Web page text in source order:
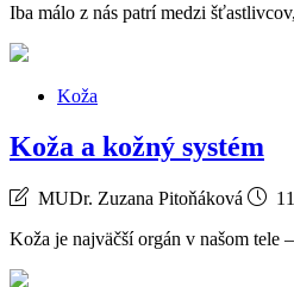
Iba málo z nás patrí medzi
Koža
Koža a kožný systém
MUDr. Zuzana Pitoňáková
Koža je najväčší orgán v našom